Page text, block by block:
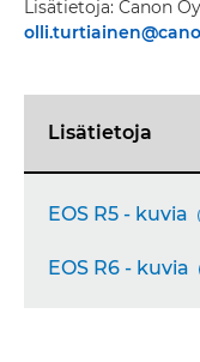
Lisätietoja: Canon
Lisätietoja
EOS R5 - kuvia
EOS R6 - kuvia